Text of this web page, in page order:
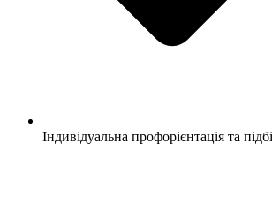
Індивідуальна профорієнтація та